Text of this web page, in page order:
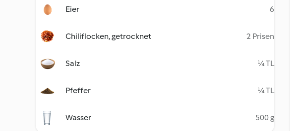
Eier 6
Chiliflocken, getrocknet 2 Prisen
Salz ¼ TL
Pfeffer ¼ TL
Wasser 500 g